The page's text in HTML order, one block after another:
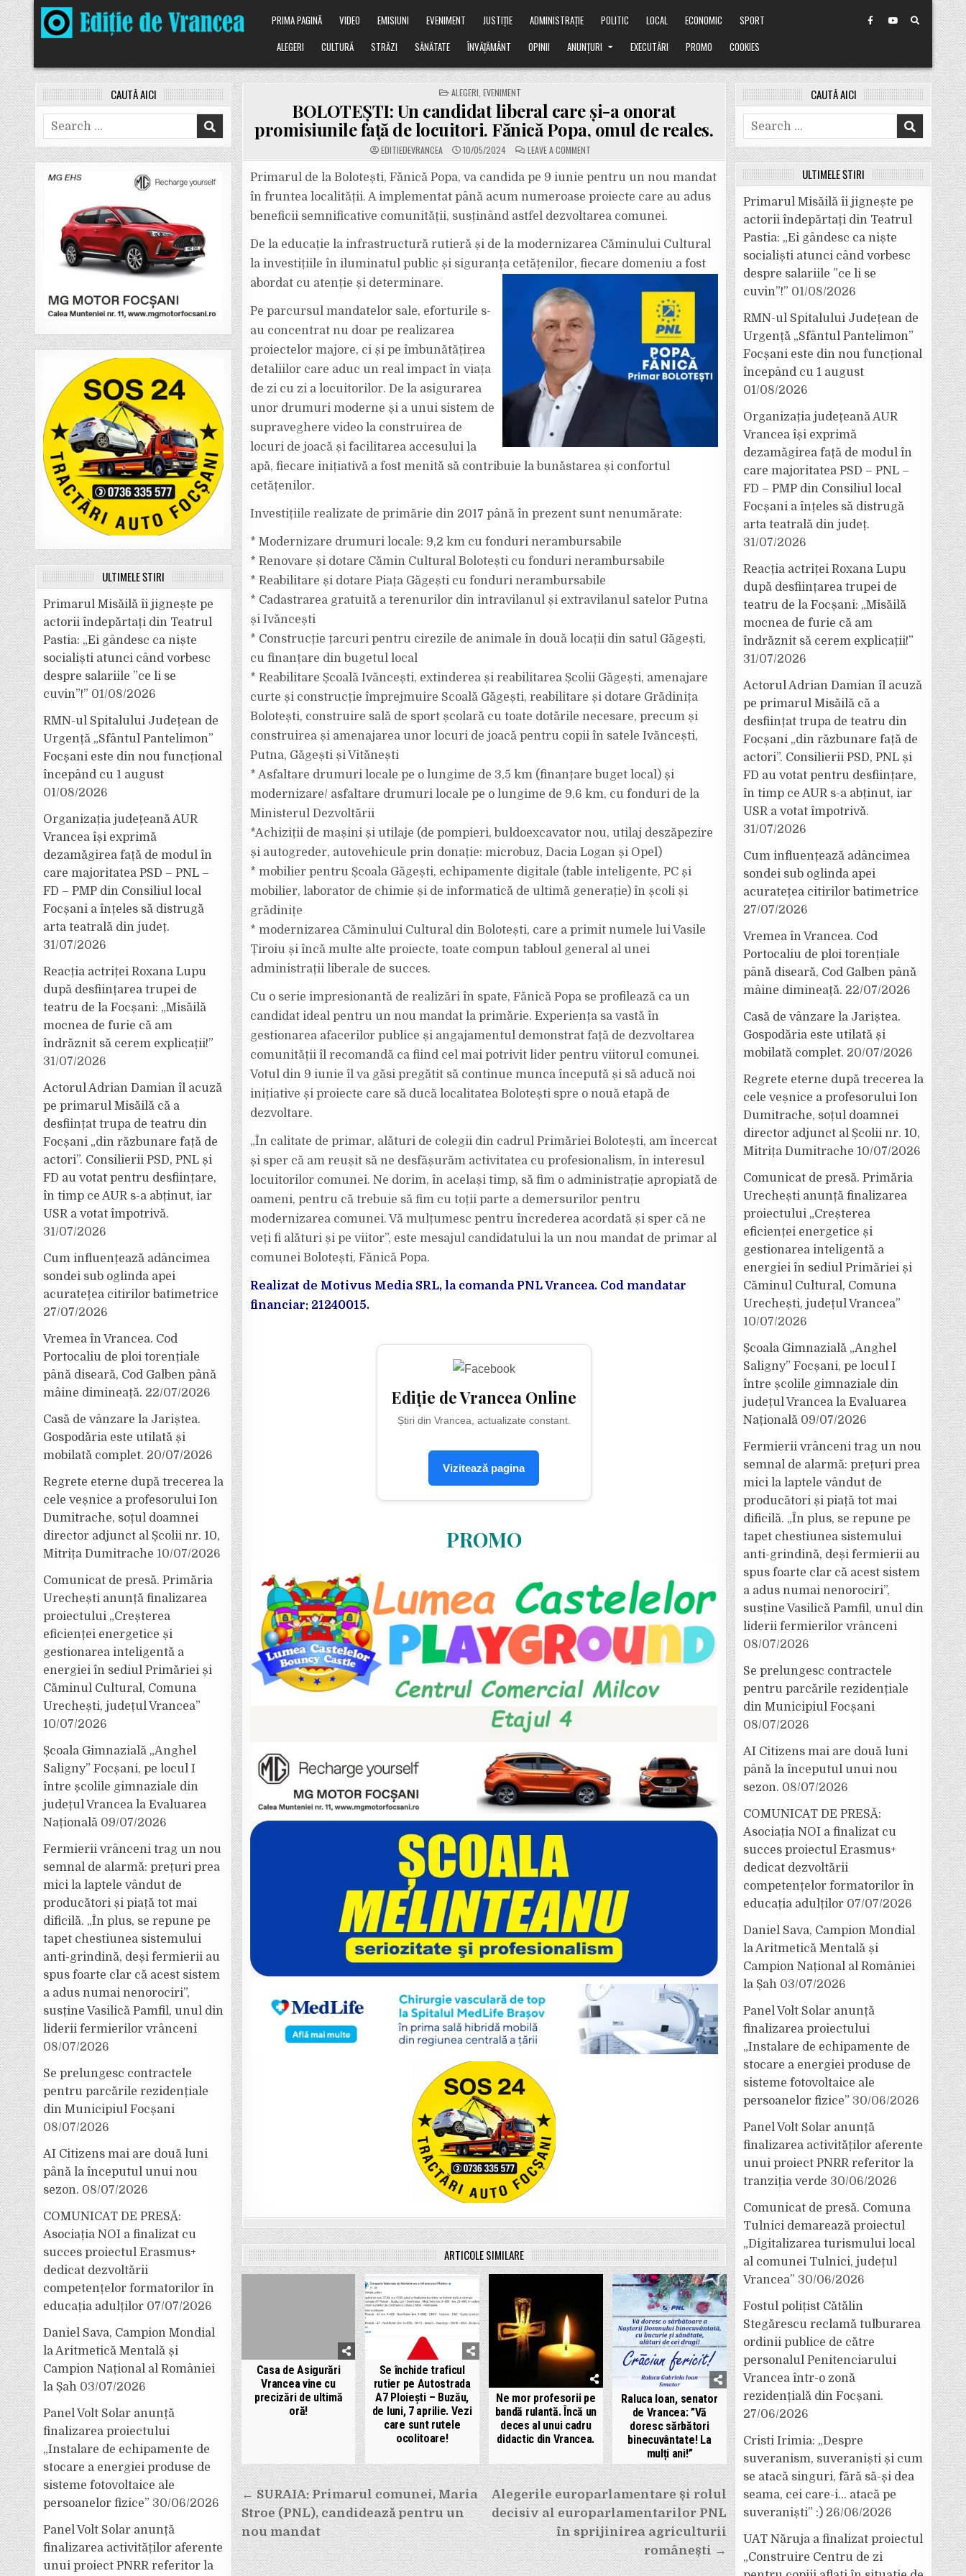
Skip
to
content
PRIMA PAGINĂ VIDEO EMISIUNI EVENIMENT JUSTIȚIE ADMINISTRAȚIE POLITIC LOCAL ECONOMIC
SPORT
ALEGERI
CULTURĂ STRĂZI SĂNĂTATE ÎNVĂȚĂMÂNT OPINII ANUNȚURI EXECUTĂRI PROMO COOKIES
POSTED
IN
ALEGERI ,EVENIMENT
BOLOTEȘTI: Un candidat liberal care și-a onorat
promisiunile față de locuitori. Fănică Popa, omul de reales.
EDITIEDEVRANCEA 10/05/2024 LEAVE A COMMENTON
BOLOTEȘTI:
CANDIDAT
LIBERAL
CARE
ȘI-
ONORAT
DE
FĂNICĂ
POPA,
Primarul de la Bolotești, Fănică Popa, va candida pe 9 iunie pentru un nou mandat
în fruntea localității. A implementat până acum numeroase proiecte care au adus
beneficii semnificative comunității, susținând astfel dezvoltarea comunei.
De la educație la infrastructură rutieră și de la modernizarea Căminului Cultural
la investițiile în iluminatul public și siguranța cetățenilor, fiecare domeniu a fost
abordat cu atenție și determinare.
Pe parcursul mandatelor sale, eforturile s-
au concentrat nu doar pe realizarea
proiectelor majore, ci și pe îmbunătățirea
detaliilor care aduc un real impact în viața
de zi cu zi a locuitorilor. De la asigurarea
unor drumuri moderne și a unui sistem de
supraveghere video la construirea de
locuri de joacă și facilitarea accesului la
apă, fiecare inițiativă a fost menită să contribuie la bunăstarea și confortul
cetățenilor.
Investițiile realizate de primărie din 2017 până în prezent sunt nenumărate:
* Modernizare drumuri locale: 9,2 km cu fonduri nerambursabile
* Renovare și dotare Cămin Cultural Bolotești cu fonduri nerambursabile
* Reabilitare și dotare Piața Găgești cu fonduri nerambursabile
* Cadastrarea gratuită a terenurilor din intravilanul și extravilanul satelor Putna
și Ivăncești
* Construcție țarcuri pentru cirezile de animale în două locații din satul Găgești,
cu finanțare din bugetul local
* Reabilitare Școală Ivăncești, extinderea și reabilitarea Școlii Găgești, amenajare
curte și construcție împrejmuire Scoală Găgești, reabilitare și dotare Grădinița
Bolotești, construire sală de sport școlară cu toate dotările necesare, precum și
construirea și amenajarea unor locuri de joacă pentru copii în satele Ivăncești,
Putna, Găgești și Vitănești
* Asfaltare drumuri locale pe o lungime de 3,5 km (finanțare buget local) și
modernizare/ asfaltare drumuri locale pe o lungime de 9,6 km, cu fonduri de la
Ministerul Dezvoltării
*Achiziții de mașini și utilaje (de pompieri, buldoexcavator nou, utilaj deszăpezire
și autogreder, autovehicule prin donație: microbuz, Dacia Logan și Opel)
* mobilier pentru Școala Găgești, echipamente digitale (table inteligente, PC și
mobilier, laborator de chimie și de informatică de ultimă generație) în școli și
grădinițe
* modernizarea Căminului Cultural din Bolotești, care a primit numele lui Vasile
Țiroiu și încă multe alte proiecte, toate compun tabloul general al unei
administrații liberale de succes.
Cu o serie impresionantă de realizări în spate, Fănică Popa se profilează ca un
candidat ideal pentru un nou mandat la primărie. Experiența sa vastă în
gestionarea afacerilor publice și angajamentul demonstrat față de dezvoltarea
comunității îl recomandă ca fiind cel mai potrivit lider pentru viitorul comunei.
Votul din 9 iunie îl va găsi pregătit să continue munca începută și să aducă noi
inițiative și proiecte care să ducă localitatea Bolotești spre o nouă etapă de
dezvoltare.
„În calitate de primar, alături de colegii din cadrul Primăriei Bolotești, am încercat
și sper că am reușit să ne desfășurăm activitatea cu profesionalism, în interesul
locuitorilor comunei. Ne dorim, în același timp, să fim o administrație apropiată de
oameni, pentru că trebuie să fim cu toții parte a demersurilor pentru
modernizarea comunei. Vă mulțumesc pentru încrederea acordată și sper că ne
veți fi alături și pe viitor”, este mesajul candidatului la un nou mandat de primar al
comunei Bolotești, Fănică Popa.
Realizat de Motivus Media SRL, la comanda PNL Vrancea. Cod mandatar
financiar: 21240015.
Ediție de Vrancea Online
Știri din Vrancea, actualizate constant.
Vizitează pagina
PROMO
ARTICOLE SIMILARE
Casa de Asigurări
Vrancea vine cu
precizări de ultimă
oră!
Se închide traficul
rutier pe Autostrada
A7 Ploiești – Buzău,
de luni, 7 aprilie. Vezi
care sunt rutele
ocolitoare!
Ne mor profesorii pe
bandă rulantă. Încă un
deces al unui cadru
didactic din Vrancea.
Raluca Ioan, senator
de Vrancea: ”Vă
doresc sărbători
binecuvântate! La
mulți ani!”
Navigare
în
articole
Alegerile europarlamentare și rolul
decisiv al europarlamentarilor PNL
în sprijinirea agriculturii
românești →
← SURAIA: Primarul comunei, Maria
Stroe (PNL), candidează pentru un
nou mandat
CAUTĂ AICI
Search
for:
ULTIMELE ȘTIRI
Primarul Misăilă îi jignește pe
actorii îndepărtați din Teatrul
Pastia: „Ei gândesc ca niște
socialiști atunci când vorbesc
despre salariile ”ce li se
cuvin”!” 01/08/2026
RMN-ul Spitalului Județean de
Urgență „Sfântul Pantelimon”
Focșani este din nou funcțional
începând cu 1 august
01/08/2026
Organizația județeană AUR
Vrancea își exprimă
dezamăgirea față de modul în
care majoritatea PSD – PNL –
FD – PMP din Consiliul local
Focșani a înțeles să distrugă
arta teatrală din județ.
31/07/2026
Reacția actriței Roxana Lupu
după desființarea trupei de
teatru de la Focșani: „Misăilă
mocnea de furie că am
îndrăznit să cerem explicații!”
31/07/2026
Actorul Adrian Damian îl acuză
pe primarul Misăilă că a
desființat trupa de teatru din
Focșani „din răzbunare față de
actori”. Consilierii PSD, PNL și
FD au votat pentru desființare,
în timp ce AUR s-a abținut, iar
USR a votat împotrivă.
31/07/2026
Cum influențează adâncimea
sondei sub oglinda apei
acuratețea citirilor batimetrice
27/07/2026
Vremea în Vrancea. Cod
Portocaliu de ploi torențiale
până diseară, Cod Galben până
mâine dimineață. 22/07/2026
Casă de vânzare la Jariștea.
Gospodăria este utilată și
mobilată complet. 20/07/2026
Regrete eterne după trecerea la
cele veșnice a profesorului Ion
Dumitrache, soțul doamnei
director adjunct al Școlii nr. 10,
Mitrița Dumitrache 10/07/2026
Comunicat de presă. Primăria
Urechești anunță finalizarea
proiectului „Creșterea
eficienței energetice și
gestionarea inteligentă a
energiei în sediul Primăriei și
Căminul Cultural, Comuna
Urechești, județul Vrancea”
10/07/2026
Școala Gimnazială „Anghel
Saligny” Focșani, pe locul I
între școlile gimnaziale din
județul Vrancea la Evaluarea
Națională 09/07/2026
Fermierii vrânceni trag un nou
semnal de alarmă: prețuri prea
mici la laptele vândut de
producători și piață tot mai
dificilă. „În plus, se repune pe
tapet chestiunea sistemului
anti-grindină, deși fermierii au
spus foarte clar că acest sistem
a adus numai nenorociri”,
susține Vasilică Pamfil, unul din
liderii fermierilor vrânceni
08/07/2026
Se prelungesc contractele
pentru parcările rezidențiale
din Municipiul Focșani
08/07/2026
AI Citizens mai are două luni
până la începutul unui nou
sezon. 08/07/2026
COMUNICAT DE PRESĂ:
Asociația NOI a finalizat cu
succes proiectul Erasmus+
dedicat dezvoltării
competențelor formatorilor în
educația adulților 07/07/2026
Daniel Sava, Campion Mondial
la Aritmetică Mentală și
Campion Național al României
la Șah 03/07/2026
Panel Volt Solar anunță
finalizarea proiectului
„Instalare de echipamente de
stocare a energiei produse de
sisteme fotovoltaice ale
persoanelor fizice” 30/06/2026
Panel Volt Solar anunță
finalizarea activităților aferente
unui proiect PNRR referitor la
CAUTĂ AICI
Search
for:
ULTIMELE ȘTIRI
Primarul Misăilă îi jignește pe
actorii îndepărtați din Teatrul
Pastia: „Ei gândesc ca niște
socialiști atunci când vorbesc
despre salariile ”ce li se
cuvin”!” 01/08/2026
RMN-ul Spitalului Județean de
Urgență „Sfântul Pantelimon”
Focșani este din nou funcțional
începând cu 1 august
01/08/2026
Organizația județeană AUR
Vrancea își exprimă
dezamăgirea față de modul în
care majoritatea PSD – PNL –
FD – PMP din Consiliul local
Focșani a înțeles să distrugă
arta teatrală din județ.
31/07/2026
Reacția actriței Roxana Lupu
după desființarea trupei de
teatru de la Focșani: „Misăilă
mocnea de furie că am
îndrăznit să cerem explicații!”
31/07/2026
Actorul Adrian Damian îl acuză
pe primarul Misăilă că a
desființat trupa de teatru din
Focșani „din răzbunare față de
actori”. Consilierii PSD, PNL și
FD au votat pentru desființare,
în timp ce AUR s-a abținut, iar
USR a votat împotrivă.
31/07/2026
Cum influențează adâncimea
sondei sub oglinda apei
acuratețea citirilor batimetrice
27/07/2026
Vremea în Vrancea. Cod
Portocaliu de ploi torențiale
până diseară, Cod Galben până
mâine dimineață. 22/07/2026
Casă de vânzare la Jariștea.
Gospodăria este utilată și
mobilată complet. 20/07/2026
Regrete eterne după trecerea la
cele veșnice a profesorului Ion
Dumitrache, soțul doamnei
director adjunct al Școlii nr. 10,
Mitrița Dumitrache 10/07/2026
Comunicat de presă. Primăria
Urechești anunță finalizarea
proiectului „Creșterea
eficienței energetice și
gestionarea inteligentă a
energiei în sediul Primăriei și
Căminul Cultural, Comuna
Urechești, județul Vrancea”
10/07/2026
Școala Gimnazială „Anghel
Saligny” Focșani, pe locul I
între școlile gimnaziale din
județul Vrancea la Evaluarea
Națională 09/07/2026
Fermierii vrânceni trag un nou
semnal de alarmă: prețuri prea
mici la laptele vândut de
producători și piață tot mai
dificilă. „În plus, se repune pe
tapet chestiunea sistemului
anti-grindină, deși fermierii au
spus foarte clar că acest sistem
a adus numai nenorociri”,
susține Vasilică Pamfil, unul din
liderii fermierilor vrânceni
08/07/2026
Se prelungesc contractele
pentru parcările rezidențiale
din Municipiul Focșani
08/07/2026
AI Citizens mai are două luni
până la începutul unui nou
sezon. 08/07/2026
COMUNICAT DE PRESĂ:
Asociația NOI a finalizat cu
succes proiectul Erasmus+
dedicat dezvoltării
competențelor formatorilor în
educația adulților 07/07/2026
Daniel Sava, Campion Mondial
la Aritmetică Mentală și
Campion Național al României
la Șah 03/07/2026
Panel Volt Solar anunță
finalizarea proiectului
„Instalare de echipamente de
stocare a energiei produse de
sisteme fotovoltaice ale
persoanelor fizice” 30/06/2026
Panel Volt Solar anunță
finalizarea activităților aferente
unui proiect PNRR referitor la
tranziția verde 30/06/2026
Comunicat de presă. Comuna
Tulnici demarează proiectul
„Digitalizarea turismului local
al comunei Tulnici, județul
Vrancea” 30/06/2026
Fostul polițist Cătălin
Stegărescu reclamă tulburarea
ordinii publice de către
personalul Penitenciarului
Vrancea într-o zonă
rezidențială din Focșani.
27/06/2026
Cristi Irimia: „Despre
suveranism, suveraniști și cum
se atacă singuri, fără să-și dea
seama, cei care-i… atacă pe
suveraniști” :) 26/06/2026
UAT Năruja a finalizat proiectul
„Construire Centru de zi